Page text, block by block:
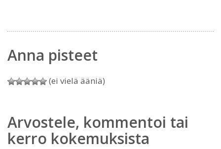
Anna pisteet
(ei vielä ääniä)
Arvostele, kommentoi tai
kerro kokemuksista